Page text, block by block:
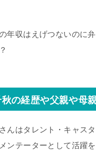
年収はえげつないのに
の経歴や父親や母
んはタレント・キャス
ンテーターとして活躍を